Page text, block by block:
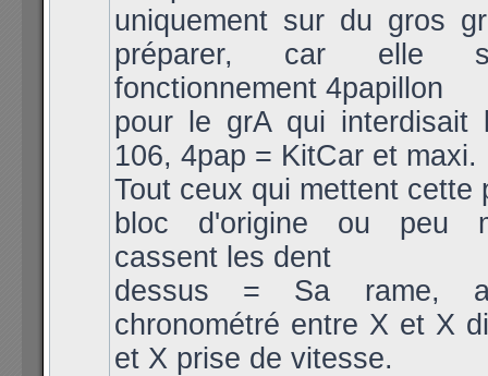
uniquement sur du gros
préparer, car elle
fonctionnement 4papillon
pour le grA qui interdisait
106, 4pap = KitCar et maxi.
Tout ceux qui mettent cette
bloc d'origine ou peu
cassent les dent
dessus = Sa rame,
chronométré entre X et X
et X prise de vitesse.